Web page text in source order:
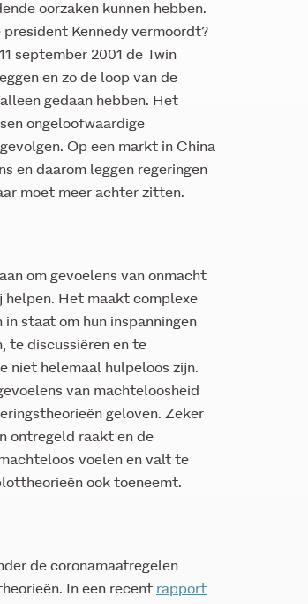
oorzaken kunnen hebben.
Kennedy vermoordt?
september 2001 de Twin
en zo de loop van de
gedaan hebben. Het
ongeloofwaardige
Op een markt in China
en daarom leggen regeringen
moet meer achter zitten.
om gevoelens van onmacht
helpen. Het maakt complexe
staat om hun inspanningen
te discussiëren en te
niet helemaal hulpeloos zijn.
van machteloosheid
geloven. Zeker
ontregeld raakt en de
voelen en valt te
ook toeneemt.
de coronamaatregelen
In een recent rapport